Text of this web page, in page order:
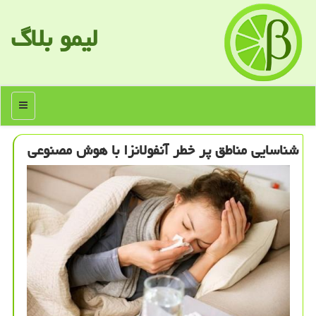
لیمو بلاگ
منو
شناسایی مناطق پر خطر آنفولانزا با هوش مصنوعی